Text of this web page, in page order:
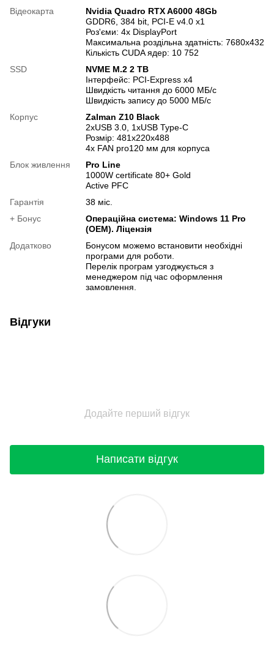
Відеокарта
Nvidia Quadro RTX A6000 48Gb
GDDR6, 384 bit, PCI-E v4.0 x1
Роз'єми: 4х DisplayPort
Максимальна роздільна здатність: 7680x432
Кількість CUDA ядер: 10 752
SSD
NVME M.2 2 TB
Інтерфейс: PCI-Express x4
Швидкість читання до 6000 МБ/с
Швидкість запису до 5000 МБ/с
Корпус
Zalman Z10 Black
2хUSB 3.0, 1хUSB Type-C
Розмір: 481x220x488
4x FAN pro120 мм для корпуса
Блок живлення
Pro Line
1000W certificate 80+ Gold
Active PFC
Гарантія
38 міс.
+ Бонус
Операційна система: Windows 11 Pro
(OEM). Ліцензія
Додатково
Бонусом можемо встановити необхідні
програми для роботи.
Перелік програм узгоджується з
менеджером під час оформлення
замовлення.
Відгуки
Додайте перший відгук
Написати відгук